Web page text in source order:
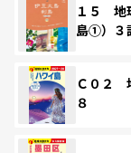
１５ 地
島①）３
Ｃ０２
８